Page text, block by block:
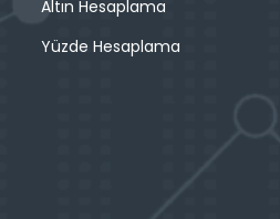
Altın Hesaplama
Yüzde Hesaplama